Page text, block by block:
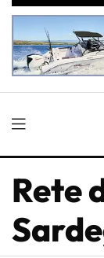
Rete